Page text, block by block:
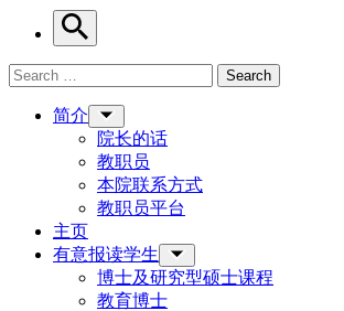
Search
Search for: Search
简介
院长的话
教职员
本院联系方式
教职员平台
主页
有意报读学生
博士及研究型硕士课程
教育博士